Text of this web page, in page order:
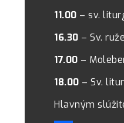
11.00 – sv.
16.30 – Sv.
17.00 –
18.00 – Sv.
Hlavným